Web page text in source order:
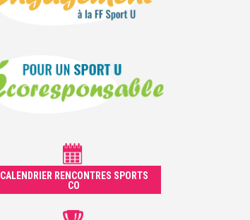
CALENDRIER RENCONTRES SPORTS
CO